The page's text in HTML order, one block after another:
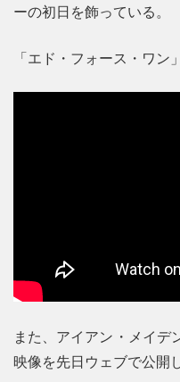
ーの初日を飾っている。
「エド・フォース・ワン
また、アイアン・メイデ
映像を先日ウェブで公開